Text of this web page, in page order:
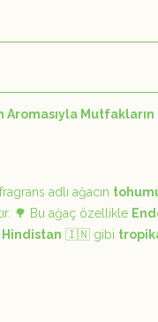
Aromasıyla
adlı ağacın
🌳 Bu ağaç özellikle
Hindistan 🇮🇳 gibi